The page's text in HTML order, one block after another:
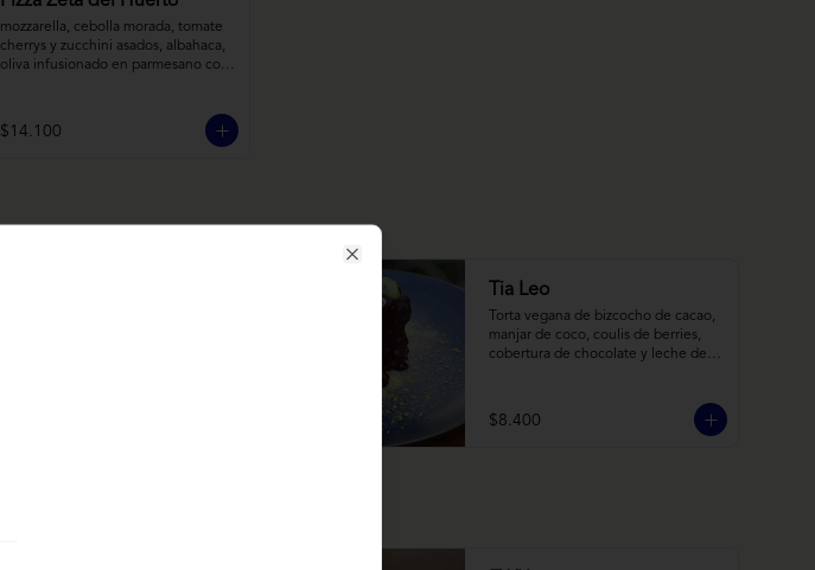
mozzarella, cebolla morada, tomate
cherrys y zucchini asados, albahaca,
oliva infusionado en parmesano con
$14.100
Tia Leo
Torta vegana de bizcocho de cacao,
manjar de coco, coulis de berries,
cobertura de chocolate y leche de
$8.400
Close